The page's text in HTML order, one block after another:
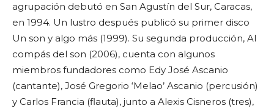
agrupación debutó en San Agustín del Sur, Caracas,
en 1994. Un lustro después publicó su primer disco
Un son y algo más (1999). Su segunda producción, Al
compás del son (2006), cuenta con algunos
miembros fundadores como Edy José Ascanio
(cantante), José Gregorio ‘Melao’ Ascanio (percusión)
y Carlos Francia (flauta), junto a Alexis Cisneros (tres),